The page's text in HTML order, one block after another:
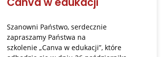
Szanowni Państwo, serdecznie
zapraszamy Państwa na
szkolenie „Canva w edukacji”, które